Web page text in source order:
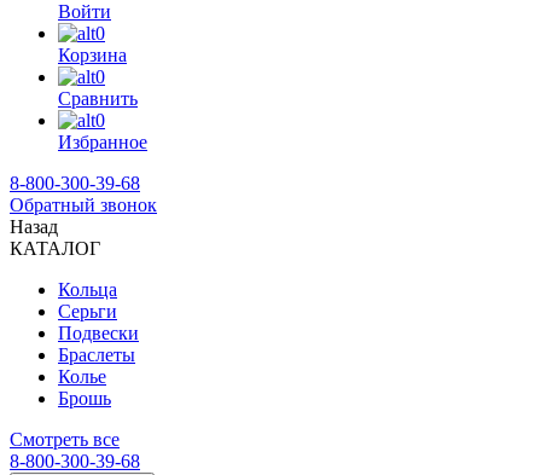
Войти
0
Корзина
0
Сравнить
0
Избранное
8-800-300-39-68
Обратный звонок
Назад
КАТАЛОГ
Кольца
Серьги
Подвески
Браслеты
Колье
Брошь
Смотреть все
8-800-300-39-68